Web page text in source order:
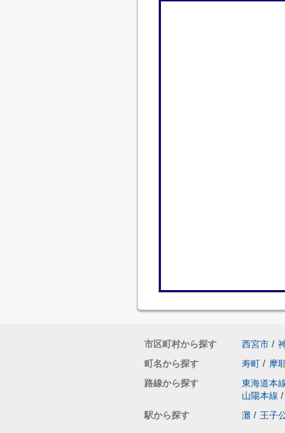
市区町村から探す 西宮市 /
町名から探す
寿町 / 摩
路線から探す
東海道本
山陽本線 /
駅から探す
灘 / 王子